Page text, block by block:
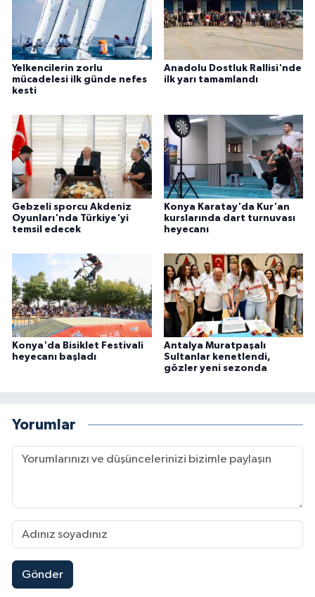
Yelkencilerin zorlu
mücadelesi ilk günde nefes
kesti
Anadolu Dostluk Rallisi'nde
ilk yarı tamamlandı
Gebzeli sporcu Akdeniz
Oyunları'nda Türkiye'yi
temsil edecek
Konya Karatay'da Kur'an
kurslarında dart turnuvası
heyecanı
Konya'da Bisiklet Festivali
heyecanı başladı
Antalya Muratpaşalı
Sultanlar kenetlendi,
gözler yeni sezonda
Yorumlar
Gönder